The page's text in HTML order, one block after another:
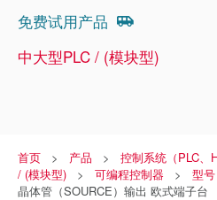
免费试用产品
中大型PLC / (模块型)
首页 产品 控制系统（PLC、
/ (模块型)
可编程控制器 型号
晶体管（SOURCE）输出 欧式端子台